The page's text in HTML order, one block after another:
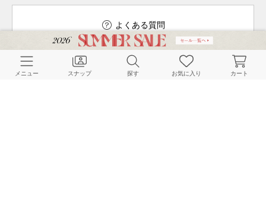
よくある質問
メニュー スナップ 探す お気に入り カート